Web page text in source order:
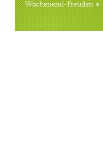
Wochenend-Freuden